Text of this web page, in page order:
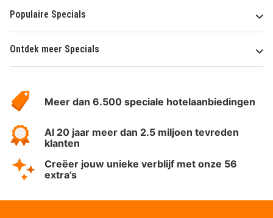
Populaire Specials
Ontdek meer Specials
HotelSpecials
Meer dan 6.500 speciale hotelaanbiedingen
Al 20 jaar meer dan 2.5 miljoen tevreden
klanten
Creëer jouw unieke verblijf met onze 56
extra's